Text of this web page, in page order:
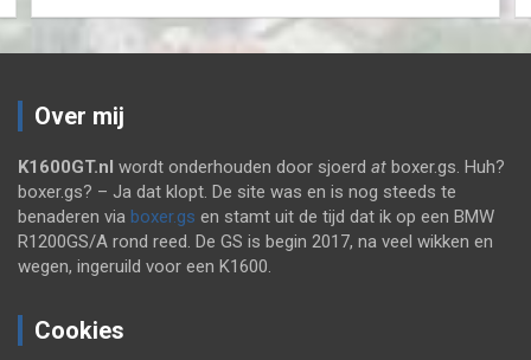
Over mij
K1600GT.nl wordt onderhouden door sjoerd at boxer.gs. Huh?
boxer.gs? – Ja dat klopt. De site was en is nog steeds te
benaderen via boxer.gs en stamt uit de tijd dat ik op een BMW
R1200GS/A rond reed. De GS is begin 2017, na veel wikken en
wegen, ingeruild voor een K1600.
Cookies